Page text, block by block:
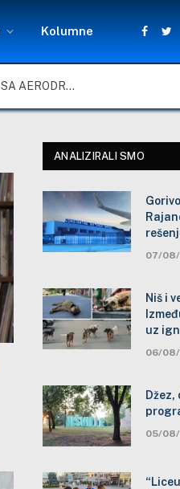
Kolumne
GORIVO I SANKCIJE NIS-U PROBLEM ZA RAJANER, SA AERODROMA SE NADAJU REŠENJU
ANALIZIRALI SMO
07/
Niš i
uz
06/
05/